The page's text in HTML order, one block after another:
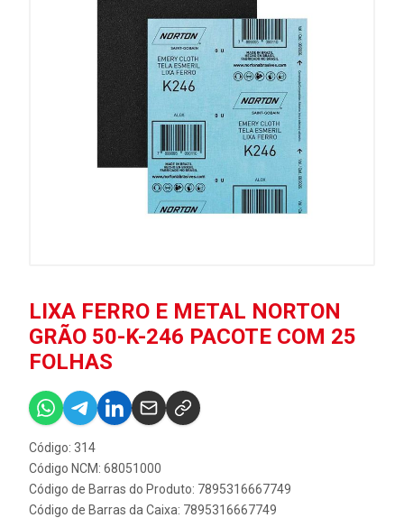
LIXA FERRO E METAL NORTON
GRÃO 50-K-246 PACOTE COM 25
FOLHAS
Código: 314
Código NCM: 68051000
Código de Barras do Produto: 7895316667749
Código de Barras da Caixa: 7895316667749